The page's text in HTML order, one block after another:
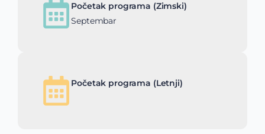
Početak programa (Zimski)
Septembar
Početak programa (Letnji)